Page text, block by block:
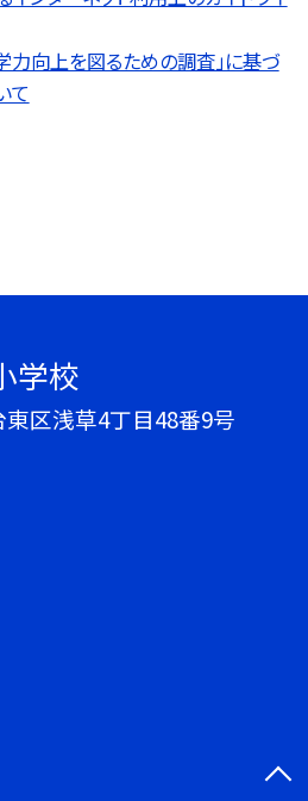
力向上を図るための調査」に基づ
て
学校
東区浅草4丁目48番9号